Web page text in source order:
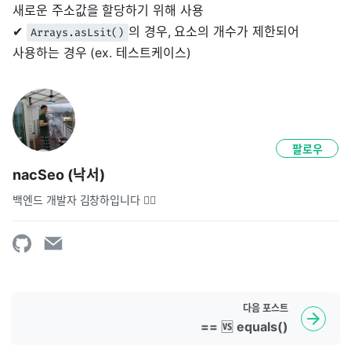
새로운 주소값을 할당하기 위해 사용
✔︎
Arrays.asLsit() 의 경우, 요소의 개수가 제한되어
사용하는 경우 (ex. 테스트케이스)
nacSeo (낙서)
백엔드 개발자 김창하입니다 🙇‍♂️
팔로우
다음 포스트
== 🆚 equals()